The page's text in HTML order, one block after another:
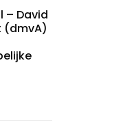
– David
(dmvA)